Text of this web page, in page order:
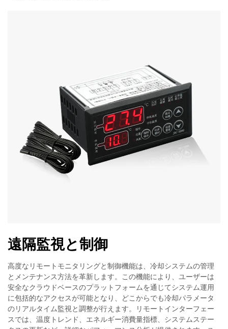
遠隔監視と制御
高度なリモートモニタリングと制御機能は、冷却システムの管理
とメンテナンス方法を革新します。この機能により、ユーザーは
安全なクラウドベースのプラットフォームを通じてシステム運用
に包括的なアクセスが可能となり、どこからでも冷却パラメータ
のリアルタイム監視と調整が行えます。リモートインターフェー
スでは、温度トレンド、エネルギー消費量指標、システムステー